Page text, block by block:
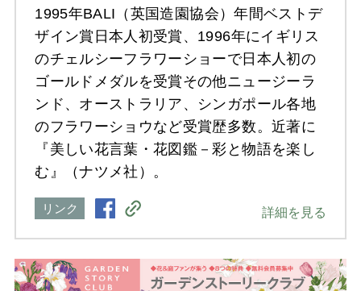
1995年BALI（英国造園協会）年間ベストデ
ザイン賞日本人初受賞、1996年にイギリス
のチェルシーフラワーショーで日本人初の
ゴールドメダルを受賞その他ニュージーラ
ンド、オーストラリア、シンガポール各地
のフラワーショウなど受賞歴多数。近著に
『美しい花言葉・花図鑑－彩と物語を楽し
む』（ナツメ社）。
リンク 詳細を見る